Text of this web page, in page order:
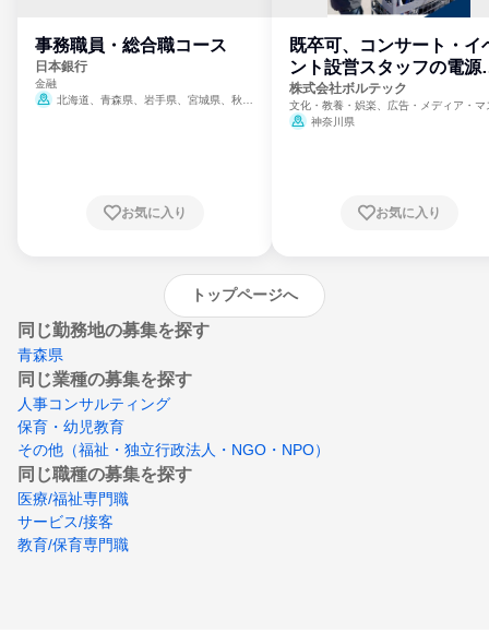
事務職員・総合職コース
日本銀行
金融
北海道、青森県、岩手県、宮城県、秋田
崎県、熊本県、大分県、宮崎県、鹿児島県、
お気に入り
既卒可、コンサート・イ
ント設営スタッフの電源
門
株式会社ボルテック
文化・教養・娯楽、広告・メディア・マ
ミ、電力・ガス・水道・エネルギー
神奈川県
お気に入り
トップページへ
同じ勤務地の募集を探す
青森県
同じ業種の募集を探す
人事コンサルティング
保育・幼児教育
その他（福祉・独立行政法人・NGO・NPO）
同じ職種の募集を探す
医療/福祉専門職
サービス/接客
教育/保育専門職